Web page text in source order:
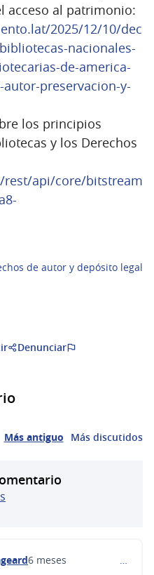
acceso al patrimonio:
2025/12/10/dec
nacionales-
de-america-
preservacion-y-
externo)
los principios
y los Derechos
api/core/bitstream
al filtrar por la categoría:
de autor y depósito legal
Denunciar
Más antiguo Más discutidos
6 meses